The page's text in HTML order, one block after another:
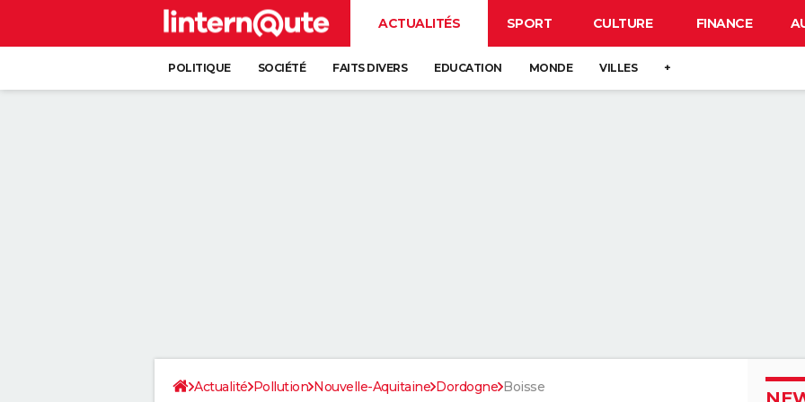
ACTUALITÉS SPORT CULTURE FINANCE
POLITIQUE SOCIÉTÉ FAITS DIVERS EDUCATION MONDE VILLES +
Actualité Pollution Nouvelle-Aquitaine Dordogne Boisse